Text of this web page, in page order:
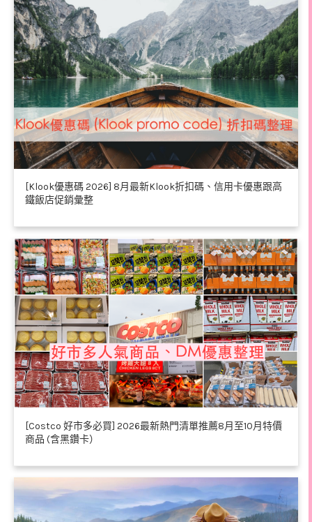
[Klook優惠碼 2026] 8月最新Klook折扣碼、信用卡優惠跟高
鐵飯店促銷彙整
[Costco 好市多必買] 2026最新熱門清單推薦8月至10月特價
商品 (含黑鑽卡）